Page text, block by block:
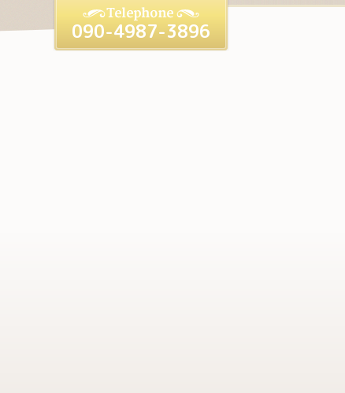
090-4987-3896